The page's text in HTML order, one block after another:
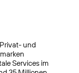
und
Services im